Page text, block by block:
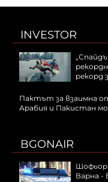
INVESTOR
рекорд
Пактът за взаимна
Арабия и Пакистан
BGONAIR
Шофьор
Варна -